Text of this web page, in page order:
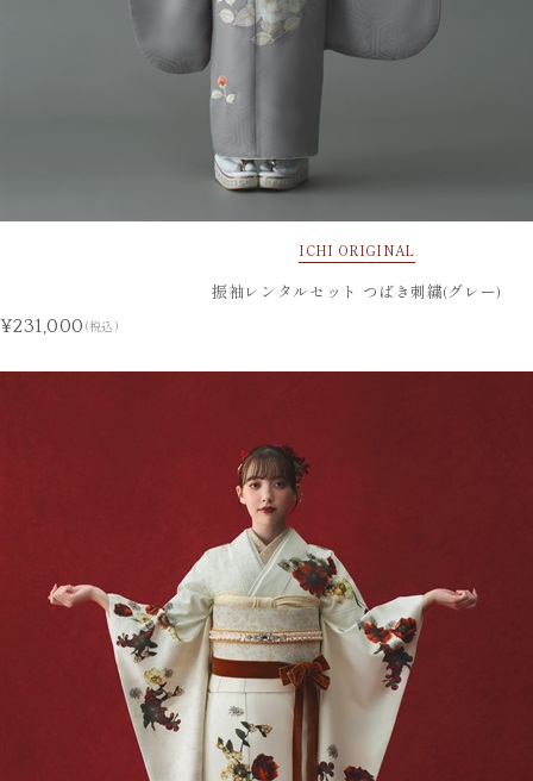
ICHI ORIGINAL
振袖レンタルセット つばき刺繍(グレー)
¥231,000 (税込)